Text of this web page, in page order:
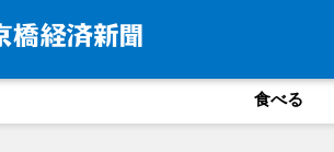
食べる